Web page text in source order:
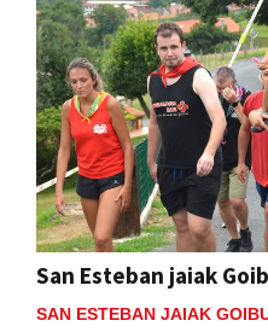
San Esteban jaiak
SAN ESTEBAN JAIAK